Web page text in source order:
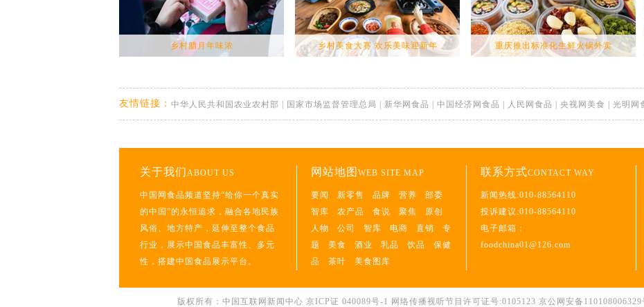
乡村腊月年味浓 乡村美食大赛 欢乐美味迎新年 重庆推出标准化生鲜火锅外卖
友情链接： 中华人民共和国农业农村部 国家市场监督管理总局 新华网食品 中国经济网食品 人民网食品 央视网美食 光明网
关于我们ABOUT US
中国网食品频道坚持“给你一个真实
的中国”的永恒追求，融合各地民族
风俗、地方特产，延伸至整个食品
行业，展示中国食品丰富性、多元
性，搭建中国食品展示平台。
网站地图 WEB SITE MAP
要闻 新零售 品牌 营养
部委
智库
农产品 食说 聚焦
原创
人物
公司 智库 电商 直销
专
题
美食 酒业 乳品 饮品
保健
品
茶叶 美食图库
联系方式CONTACT WAY
新闻热线:010-88564110
投诉建议:010-88564110
电子邮箱：
foodchina01@126.com
版权所有：中国互联网新闻中心 京ICP证 040089号-1 网络传播视听节目许可证号:0105123 京公网安备